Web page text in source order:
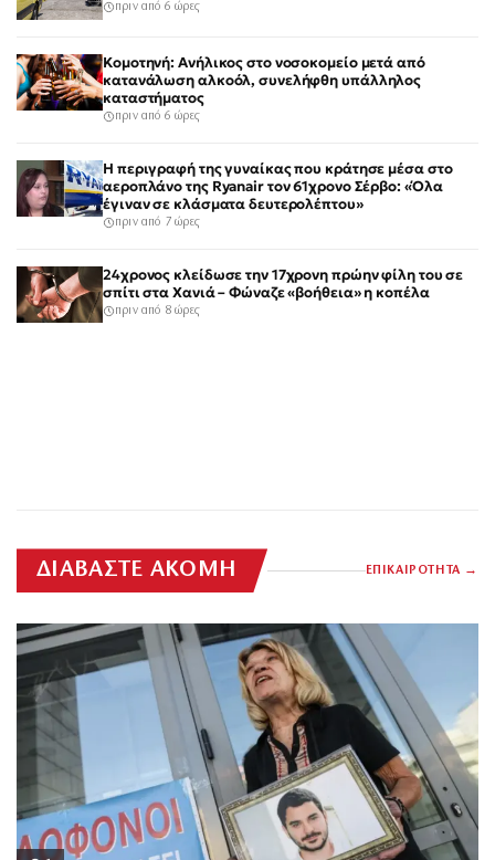
πριν από 6 ώρες
Κομοτηνή: Ανήλικος στο νοσοκομείο μετά από
κατανάλωση αλκοόλ, συνελήφθη υπάλληλος
καταστήματος
πριν από 6 ώρες
Η περιγραφή της γυναίκας που κράτησε μέσα στο
αεροπλάνο της Ryanair τον 61χρονο Σέρβο: «Όλα
έγιναν σε κλάσματα δευτερολέπτου»
πριν από 7 ώρες
24χρονος κλείδωσε την 17χρονη πρώην φίλη του σε
σπίτι στα Χανιά – Φώναζε «βοήθεια» η κοπέλα
πριν από 8 ώρες
ΔΙΑΒΑΣΤΕ ΑΚΟΜΗ ΕΠΙΚΑΙΡΟΤΗΤΑ